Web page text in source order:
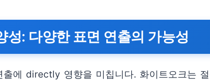
: 다양한 표면 연출의 가능성
에 directly 영향을 미칩니다. 화이트오크는